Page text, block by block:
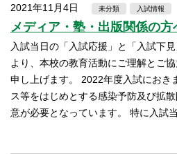
2021年11月4日 未分類 入試情報
メディア・塾・出版関係の方
入試当日の「入試応援」と「入試下
より、本校の教育活動にご理解とご
申し上げます。 2022年度入試におき
ス等をはじめとする感染予防及び拡
意が必要となっています。 特に入試